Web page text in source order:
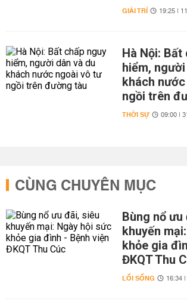
GIẢI TRÍ 19:25 |
Hà Nội: Bất
hiểm,
khách
ngồi trên
THỜI SỰ 09:00 |
CÙNG CHUYÊN MỤC
Bùng nổ ưu
khuyến
khỏe gia
ĐKQT Thu
LỐI SỐNG 16:34